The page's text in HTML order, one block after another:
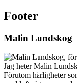
Footer
Malin Lundskog
Jag heter Malin
Förutom härligheter